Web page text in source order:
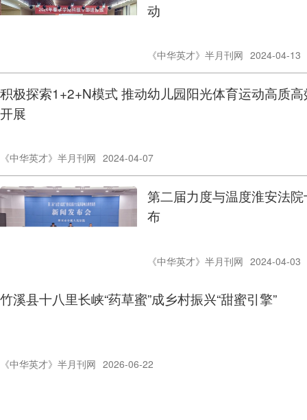
动
《中华英才》半月刊网 2024-04-13
积极探索1+2+N模式 推动幼儿园阳光体育运动高质高
开展
《中华英才》半月刊网 2024-04-07
第二届力度与温度淮安法
布
《中华英才》半月刊网 2024-04-03
竹溪县十八里长峡“药草蜜”成乡村振兴“甜蜜引擎”
《中华英才》半月刊网 2026-06-22